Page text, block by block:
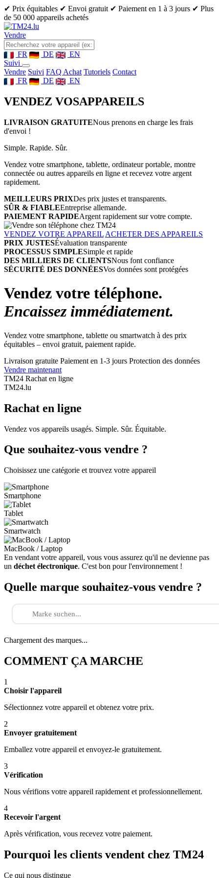
✔ Prix équitables ✔ Envoi gratuit ✔ Paiement en 1 à 3 jours ✔ Plus
de 50 000 appareils achetés
Vendre
FR DE
EN
Suivi
Vendre Suivi FAQ Achat Tutoriels Contact
FR
DE EN
VENDEZ VOSAPPAREILS
LIVRAISON GRATUITENous prenons en charge les frais
d'envoi !
Simple. Rapide. Sûr.
Vendez votre smartphone, tablette, ordinateur portable, montre
connectée ou autres appareils en ligne et recevez votre argent
rapidement.
MEILLEURS PRIXDes prix justes et transparents.
SÛR & FIABLEEntreprise allemande.
PAIEMENT RAPIDEArgent rapidement sur votre compte.
VENDEZ VOTRE APPAREIL ACHETER DES APPAREILS
PRIX JUSTESÉvaluation transparente
PROCESSUS SIMPLESimple et rapide
DES MILLIERS DE CLIENTSNous font confiance
SÉCURITÉ DES DONNÉESVos données sont protégées
Vendez votre téléphone.
Encaissez immédiatement.
Vendez votre smartphone, tablette ou smartwatch à des prix
équitables – envoi gratuit, paiement rapide.
Livraison gratuite Paiement en 1-3 jours Protection des données
Vendre maintenant
TM24 Rachat en ligne
TM24.lu
Rachat en ligne
Vendez vos appareils usagés. Simple. Sûr. Équitable.
Que souhaitez-vous vendre ?
Choisissez une catégorie et trouvez votre appareil
Smartphone
Tablet
Smartwatch
MacBook / Laptop
En vendant votre appareil, vous vous assurez qu'il ne devienne pas
un déchet électronique. C'est bon pour l'environnement !
Quelle marque souhaitez-vous vendre ?
Chargement des marques...
COMMENT ÇA MARCHE
1
Choisir l'appareil
Sélectionnez votre appareil et obtenez votre prix.
2
Envoyer gratuitement
Emballez votre appareil et envoyez-le gratuitement.
3
Vérification
Nous vérifions votre appareil rapidement et professionnellement.
4
Recevoir l'argent
Après vérification, vous recevez votre paiement.
Pourquoi les clients vendent chez TM24
Ce qui nous distingue